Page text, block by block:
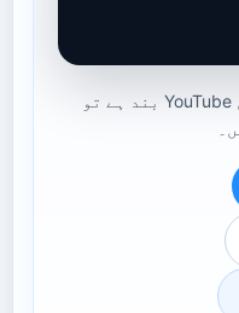
اگر آپ کے نیٹ ورک یا علاقے میں YouTube بند ہے تو